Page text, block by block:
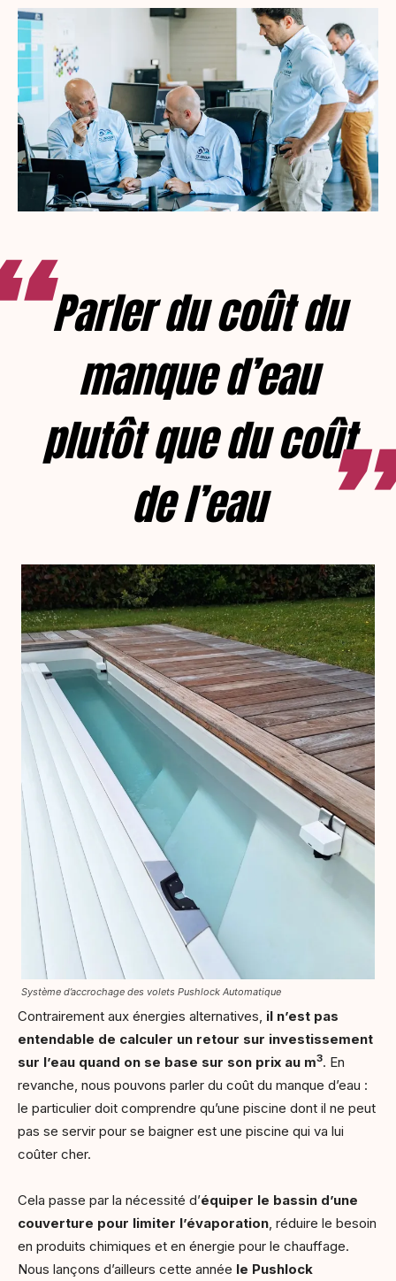
Parler du coût du
manque d’eau
plutôt que du coût
de l’eau
Système d’accrochage des volets Pushlock Automatique
Contrairement aux énergies alternatives, il n’est pas
entendable de calculer un retour sur investissement
sur l’eau quand on se base sur son prix au m3. En
revanche, nous pouvons parler du coût du manque d’eau :
le particulier doit comprendre qu’une piscine dont il ne peut
pas se servir pour se baigner est une piscine qui va lui
coûter cher.
Cela passe par la nécessité d’équiper le bassin d’une
couverture pour limiter l’évaporation, réduire le besoin
en produits chimiques et en énergie pour le chauffage.
Nous lançons d’ailleurs cette année le Pushlock